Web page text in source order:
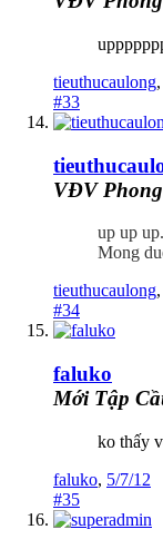
tieuthucaulong,
#33
VĐV
up up up.
Mong
tieuthucaulong,
#34
faluko
Mới Tập
ko thấy
faluko, 5/7/12
#35